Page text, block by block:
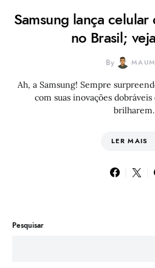
Samsung lança celular
no Brasil;
By
Ah, a Samsung! Sempre
com suas inovações
LER MAIS
Pesquisar